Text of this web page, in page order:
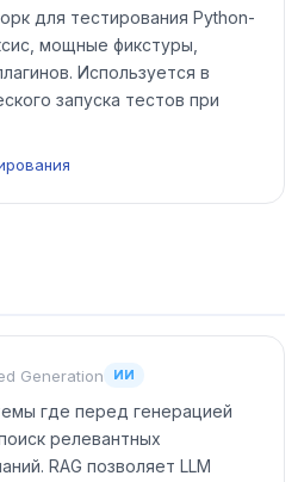
для тестирования Python-
мощные фикстуры,
Используется в
запуска тестов при
Generation ИИ
где перед генерацией
релевантных
RAG позволяет LLM